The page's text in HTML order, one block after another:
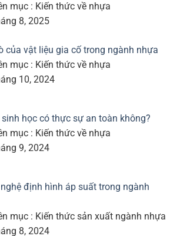
mục : Kiến thức về nhựa
8, 2025
của vật liệu gia cố trong ngành nhựa
mục : Kiến thức về nhựa
10, 2024
học có thực sự an toàn không?
mục : Kiến thức về nhựa
9, 2024
định hình áp suất trong ngành
mục : Kiến thức sản xuất ngành nhựa
8, 2024